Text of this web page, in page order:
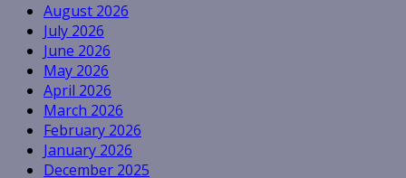
August 2026
July 2026
June 2026
May 2026
April 2026
March 2026
February 2026
January 2026
December 2025